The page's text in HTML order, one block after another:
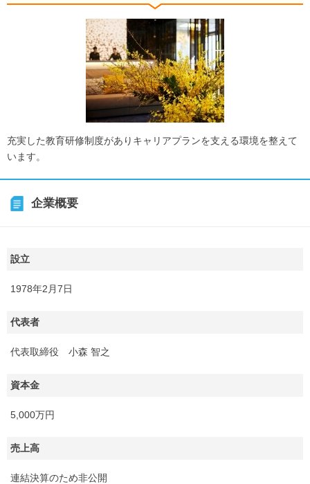
充実した教育研修制度がありキャリアプランを支える環境を整えて
います。
企業概要
設立
1978年2月7日
代表者
代表取締役 小森 智之
資本金
5,000万円
売上高
連結決算のため非公開